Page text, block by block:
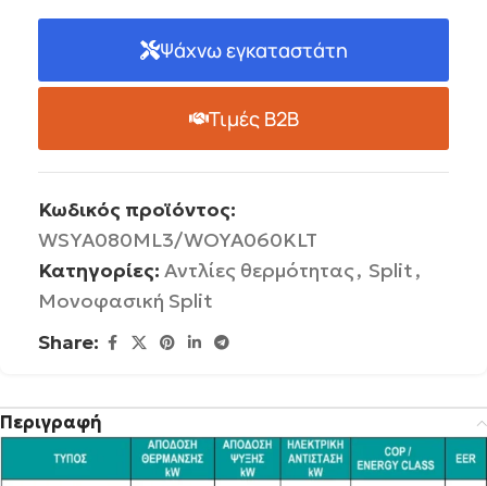
Ψάχνω εγκαταστάτη
Τιμές B2B
Κωδικός προϊόντος:
WSYA080ML3/WOYA060KLT
Κατηγορίες: Αντλίες θερμότητας, Split,
Μονοφασική Split
Share:
Περιγραφή